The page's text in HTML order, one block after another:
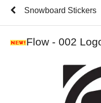
Snowboard Stickers
Flow - 002